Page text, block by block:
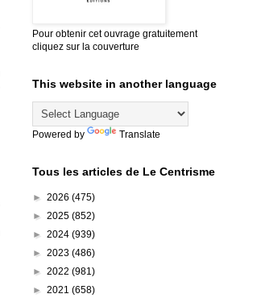
Pour obtenir cet ouvrage gratuitement
cliquez sur la couverture
This website in another language
Powered by Translate
Tous les articles de Le Centrisme
► 2026 (475)
► 2025 (852)
► 2024 (939)
► 2023 (486)
► 2022 (981)
► 2021 (658)